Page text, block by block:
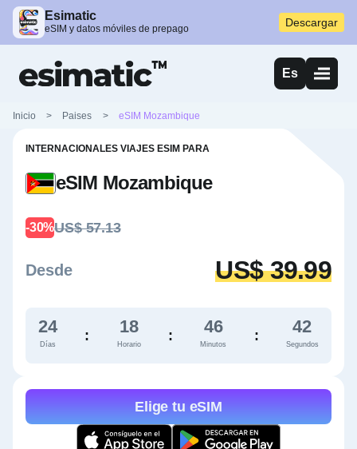
Esimatic
eSIM y datos móviles de prepago Descargar
Es
Inicio > Paises > eSIM Mozambique
INTERNACIONALES VIAJES ESIM PARA
eSIM Mozambique
-30%US$ 57.13
Desde US$ 39.99
24
Días
: 18
Horario
: 46
Minutos
: 41
Segundos
Elige tu eSIM